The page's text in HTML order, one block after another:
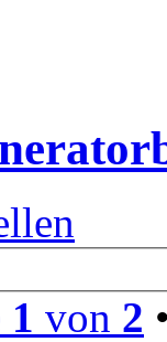
1 von 2